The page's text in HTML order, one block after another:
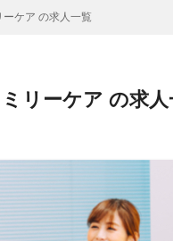
ケア の求人一覧
リーケア の求人